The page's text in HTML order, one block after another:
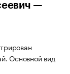
—
Основной вид